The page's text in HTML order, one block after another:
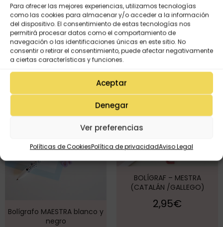
Para ofrecer las mejores experiencias, utilizamos tecnologías
como las cookies para almacenar y/o acceder a la información
del dispositivo. El consentimiento de estas tecnologías nos
permitirá procesar datos como el comportamiento de
navegación o las identificaciones únicas en este sitio. No
consentir o retirar el consentimiento, puede afectar negativamente
a ciertas características y funciones.
Aceptar
Denegar
Ver preferencias
Políticas de CookiesPolítica de privacidadAviso Legal
2,95€
Bolígrafo MAESTRA color
2,20€
Bolígrafo MAESTRA blanco y
negro
BOLÍGRAF – MESTRA
(CATALÁN /GALLEGO)
2,95€